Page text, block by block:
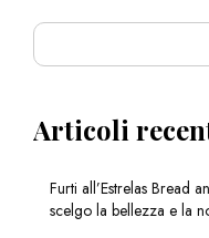
Articoli
Furti all’Estrelas Bread
scelgo la bellezza e la